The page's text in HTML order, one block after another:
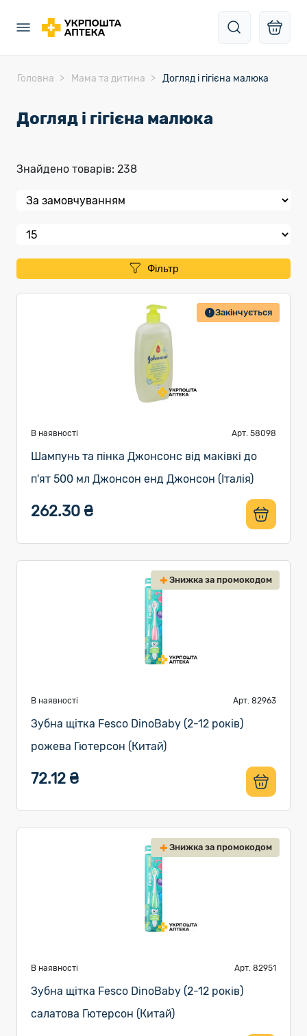
Головна Мама та дитина Догляд і гігієна малюка
Догляд і гігієна малюка
Знайдено товарів: 238
Фільтр
Закінчується
В наявності Арт. 58098
Шампунь та пінка Джонсонс від маківкі до
п'ят 500 мл Джонсон енд Джонсон (Італія)
262.30 ₴
Знижка за промокодом
В наявності Арт. 82963
Зубна щітка Fesco DinoBaby (2-12 років)
рожева Гютерсон (Китай)
72.12 ₴
Знижка за промокодом
В наявності Арт. 82951
Зубна щітка Fesco DinoBaby (2-12 років)
салатова Гютерсон (Китай)